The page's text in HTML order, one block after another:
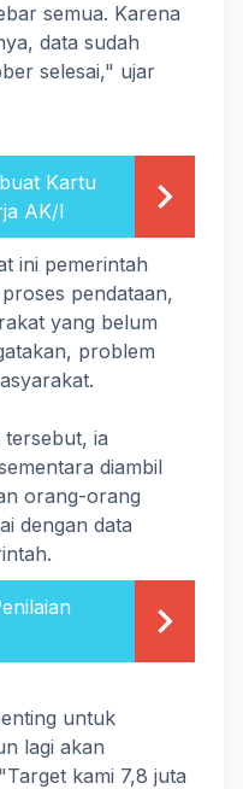
semua. Karena
data sudah
selesai," ujar
Kartu
AK/I
ini pemerintah
pendataan,
yang belum
problem
tersebut, ia
diambil
orang-orang
dengan data
untuk
lagi akan
kami 7,8 juta